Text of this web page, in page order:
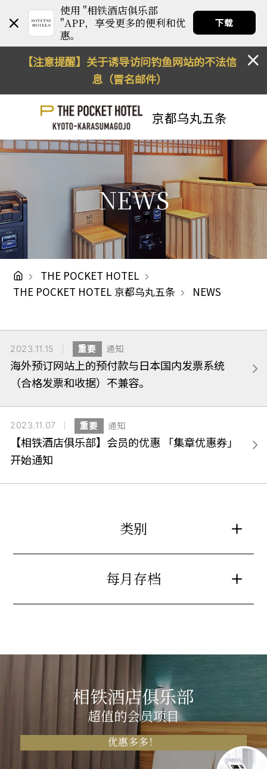
使用 "相铁酒店俱乐部
"APP，享受更多的便利和优
惠。
下载
【注意提醒】关于诱导访问钓鱼网站的不法信
息（冒名邮件）
京都乌丸五条
NEWS
THE POCKET HOTEL
THE POCKET HOTEL 京都乌丸五条
NEWS
2023.11.15 重要 通知
海外预订网站上的预付款与日本国内发票系统
（合格发票和收据）不兼容。
2023.11.07 重要 通知
【相铁酒店俱乐部】会员的优惠 「集章优惠券」
开始通知
类别
每月存档
相铁酒店俱乐部
超值的会员项目
优惠多多！